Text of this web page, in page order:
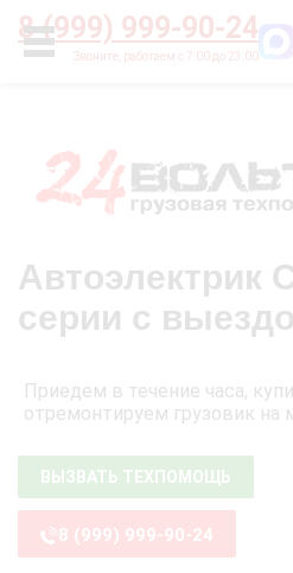
8 (999) 999-90-24
Главная О нас Цены
Автоэлектрик
серии с
Приедем в течение часа,
отремонтируем грузовик на
ВЫЗВАТЬ ТЕХПОМОЩЬ
8 (999) 999-90-24